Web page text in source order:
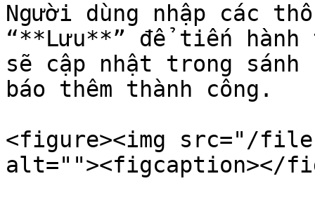
Người dùng nhập các
“**Lưu**” để tiến hành
sẽ cập nhật trong sánh
báo thêm thành công.
<figure><img src="/files/
alt=""><figcaption></